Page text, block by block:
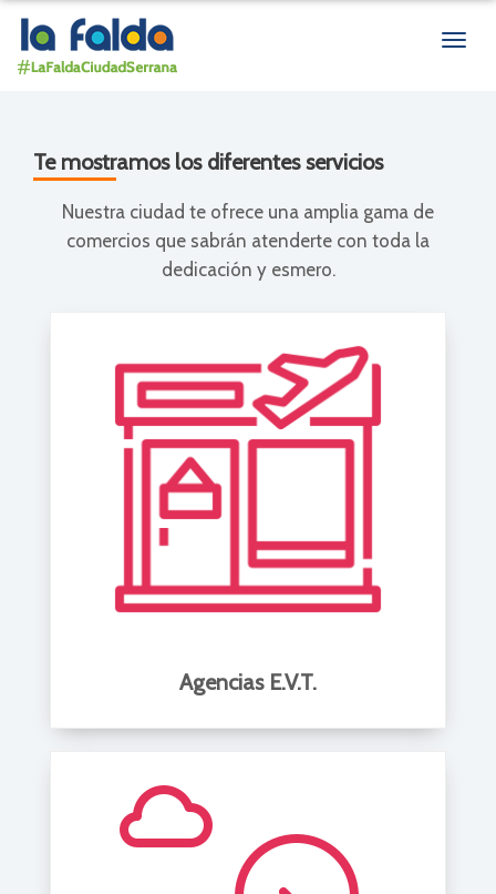
Te mostramos los diferentes servicios
Nuestra ciudad te ofrece una amplia gama de
comercios que sabrán atenderte con toda la
dedicación y esmero.
Agencias E.V.T.